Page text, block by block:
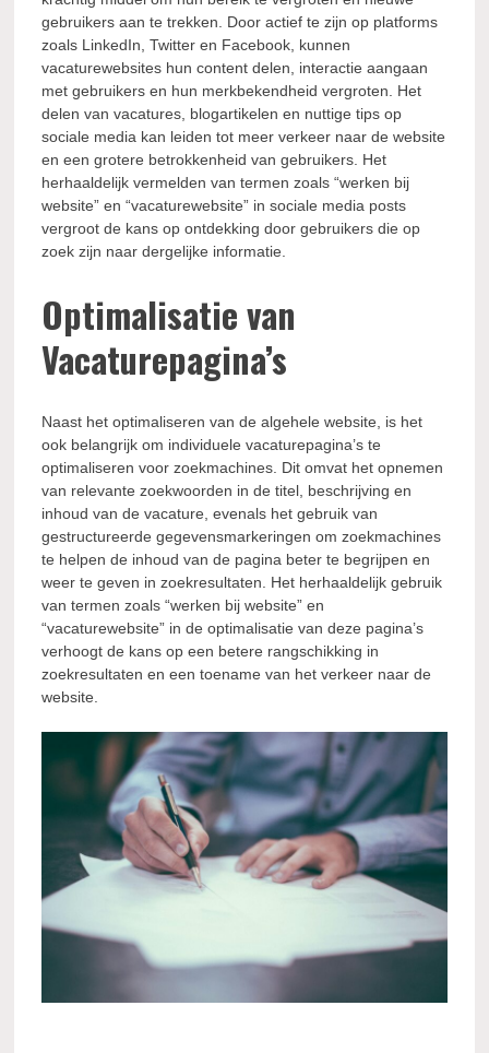
gebruikers aan te trekken. Door actief te zijn op platforms
zoals LinkedIn, Twitter en Facebook, kunnen
vacaturewebsites hun content delen, interactie aangaan
met gebruikers en hun merkbekendheid vergroten. Het
delen van vacatures, blogartikelen en nuttige tips op
sociale media kan leiden tot meer verkeer naar de website
en een grotere betrokkenheid van gebruikers. Het
herhaaldelijk vermelden van termen zoals “werken bij
website” en “vacaturewebsite” in sociale media posts
vergroot de kans op ontdekking door gebruikers die op
zoek zijn naar dergelijke informatie.
Optimalisatie van
Vacaturepagina’s
Naast het optimaliseren van de algehele website, is het
ook belangrijk om individuele vacaturepagina’s te
optimaliseren voor zoekmachines. Dit omvat het opnemen
van relevante zoekwoorden in de titel, beschrijving en
inhoud van de vacature, evenals het gebruik van
gestructureerde gegevensmarkeringen om zoekmachines
te helpen de inhoud van de pagina beter te begrijpen en
weer te geven in zoekresultaten. Het herhaaldelijk gebruik
van termen zoals “werken bij website” en
“vacaturewebsite” in de optimalisatie van deze pagina’s
verhoogt de kans op een betere rangschikking in
zoekresultaten en een toename van het verkeer naar de
website.